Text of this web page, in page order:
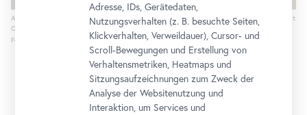
Ausstellungsansicht "IM BLICK: Johann Baptist Lampi der Ältere und der Jüngere. Übermalt
Oberes Belvedere
Foto: Johannes Stoll / Belvedere, Wien
Adresse, IDs, Gerätedaten,
Nutzungsverhalten (z. B. besuchte Seiten,
Klickverhalten, Verweildauer), Cursor- und
Scroll-Bewegungen und Erstellung von
Verhaltensmetriken, Heatmaps und
Sitzungsaufzeichnungen zum Zweck der
Analyse der Websitenutzung und
Interaktion, um Services und